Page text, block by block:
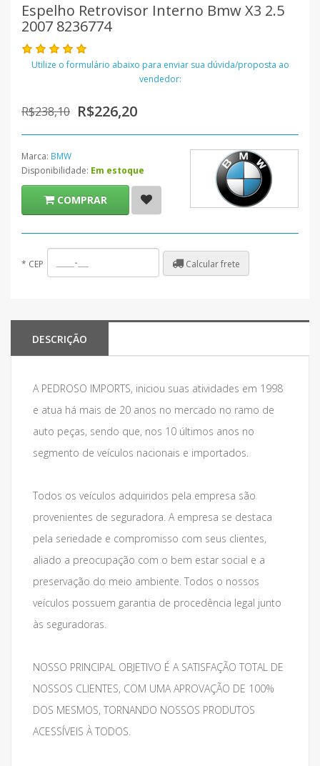
Espelho Retrovisor Interno Bmw X3 2.5
2007 8236774
Utilize o formulário abaixo para enviar sua dúvida/proposta ao
vendedor:
R$238,10 R$226,20
Marca: BMW
Disponibilidade: Em estoque
COMPRAR
* CEP Calcular frete
DESCRIÇÃO
A PEDROSO IMPORTS, iniciou suas atividades em 1998
e atua há mais de 20 anos no mercado no ramo de
auto peças, sendo que, nos 10 últimos anos no
segmento de veículos nacionais e importados.
Todos os veículos adquiridos pela empresa são
provenientes de seguradora. A empresa se destaca
pela seriedade e compromisso com seus clientes,
aliado a preocupação com o bem estar social e a
preservação do meio ambiente. Todos o nossos
veículos possuem garantia de procedência legal junto
às seguradoras.
NOSSO PRINCIPAL OBJETIVO É A SATISFAÇÃO TOTAL DE
NOSSOS CLIENTES, COM UMA APROVAÇÃO DE 100%
DOS MESMOS, TORNANDO NOSSOS PRODUTOS
ACESSÍVEIS À TODOS.